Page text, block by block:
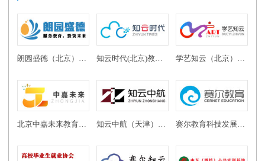
北京中嘉未来教育科技有限公司 知云中航（天津）教育科技有限公司 赛尔教育科技发展有限公司